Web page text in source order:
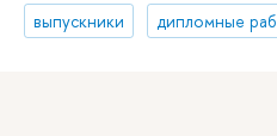
выпускники дипломные